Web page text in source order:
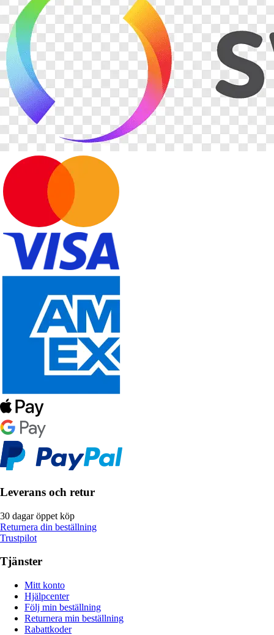
Leverans och retur
30 dagar öppet köp
Returnera din beställning
Trustpilot
Tjänster
Mitt konto
Hjälpcenter
Följ min beställning
Returnera min beställning
Rabattkoder